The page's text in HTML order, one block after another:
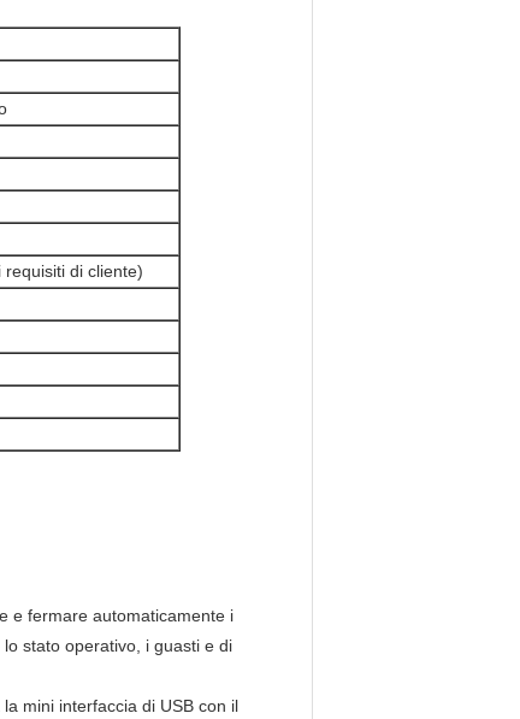
di cliente)
e fermare automaticamente i
stato operativo, i guasti e di
mini interfaccia di USB con il